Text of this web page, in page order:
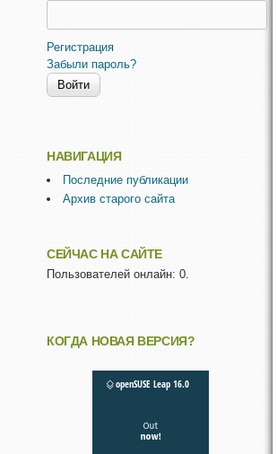
Регистрация
Забыли пароль?
НАВИГАЦИЯ
Последние публикации
Архив старого сайта
СЕЙЧАС НА САЙТЕ
Пользователей онлайн: 0.
КОГДА НОВАЯ ВЕРСИЯ?